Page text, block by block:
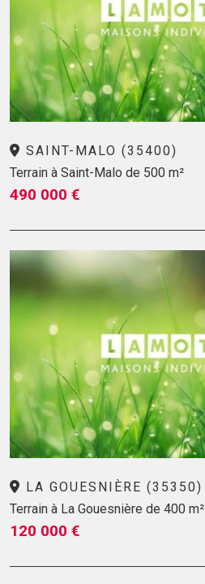
SAINT-MALO (35400)
Terrain à Saint-Malo de 500 m²
490 000 €
LA GOUESNIÈRE (35350)
Terrain à La Gouesnière de 400 m²
120 000 €